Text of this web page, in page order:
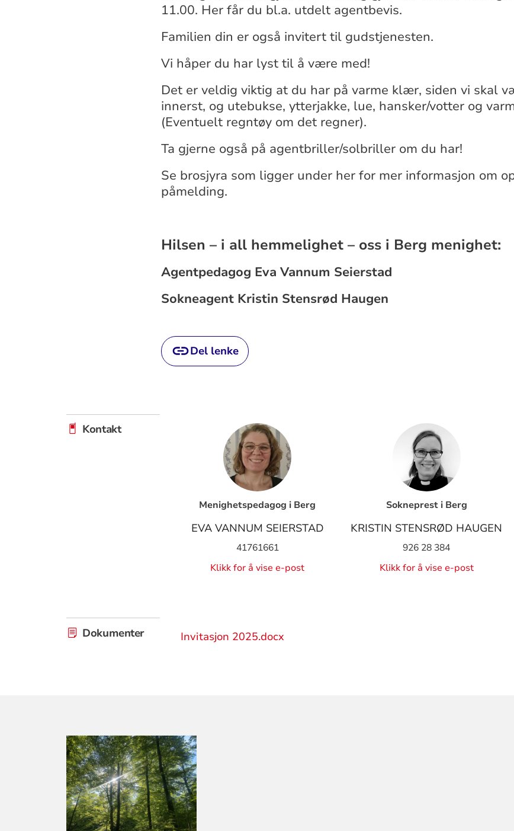
11.00. Her får du bl.a. utdelt agentbevis.
Familien din er også invitert til gudstjenesten.
Vi håper du har lyst til å være med!
Det er veldig viktig at du har på varme klær, siden vi skal
innerst, og utebukse, ytterjakke, lue, hansker/votter og
(Eventuelt regntøy om det regner).
Ta gjerne også på agentbriller/solbriller om du har!
Se brosjyra som ligger under her for mer informasjon om
påmelding.
Hilsen – i all hemmelighet – oss i Berg menighet:
Agentpedagog Eva Vannum Seierstad
Sokneagent Kristin Stensrød Haugen
Del lenke
Kontakt
Menighetspedagog i Berg
EVA VANNUM SEIERSTAD
41761661
Klikk for å vise e-post
Sokneprest i Berg
KRISTIN STENSRØD HAUGEN
926 28 384
Klikk for å vise e-post
Dokumenter Invitasjon 2025.docx
KONTAKTINFORMASJON
FOR
LARVIK
KIRKELIGE
FELLESRÅD